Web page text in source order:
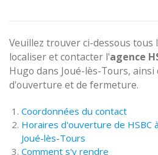
Veuillez trouver ci-dessous
localiser et contacter l'agence
Hugo dans Joué-lès-Tours,
d'ouverture et de fermeture.
Coordonnées du contact
Horaires d'ouverture de HSBC
Joué-lès-Tours
Comment s'y rendre